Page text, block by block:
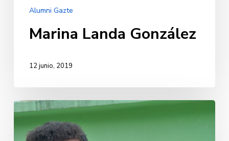
Alumni Gazte
Marina Landa González
12 junio, 2019
Íñigo
Pastoriza
Azpilicueta